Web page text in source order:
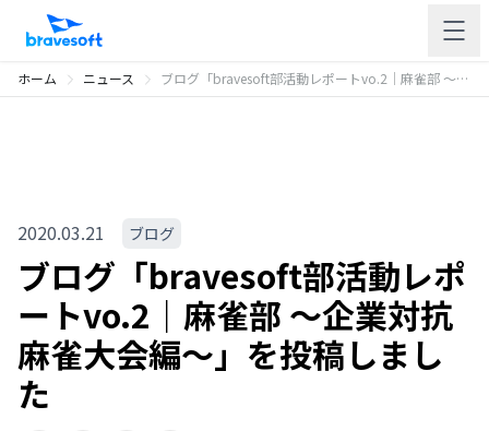
ホーム ニュース ブログ「bravesoft部活動レポートvo.2｜麻雀部 〜企業対抗麻雀大会編〜」を投稿しました
2020.03.21 ブログ
ブログ「bravesoft部活動レポ
ートvo.2｜麻雀部 〜企業対抗
麻雀大会編〜」を投稿しまし
た